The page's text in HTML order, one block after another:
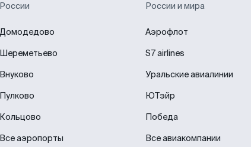
России
Домодедово
Шереметьево
Внуково
Пулково
Кольцово
Все аэропорты
России и мира
Аэрофлот
S7 airlines
Уральские авиалинии
ЮТэйр
Победа
Все авиакомпании